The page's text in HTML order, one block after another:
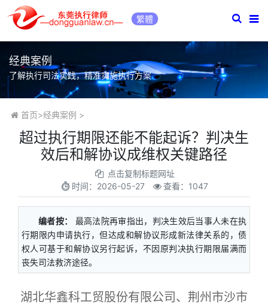
繁體
经典案例
了解执行司法实践，精准实施执行方案
首页>经典案例 >
超过执行期限还能不能起诉？判决生
效后和解协议成维权关键路径
点击复制标题网址
时间： 2026-05-27 查看：1047
编者按：
最高法院再审指出，判决生效后当事人未在执
行期限内申请执行，但达成和解协议形成新法律关系的，债
权人可基于和解协议另行起诉，不因原判决执行期限届满而
丧失司法救济途径。
湖北华鑫科工贸股份有限公司、荆州市沙市